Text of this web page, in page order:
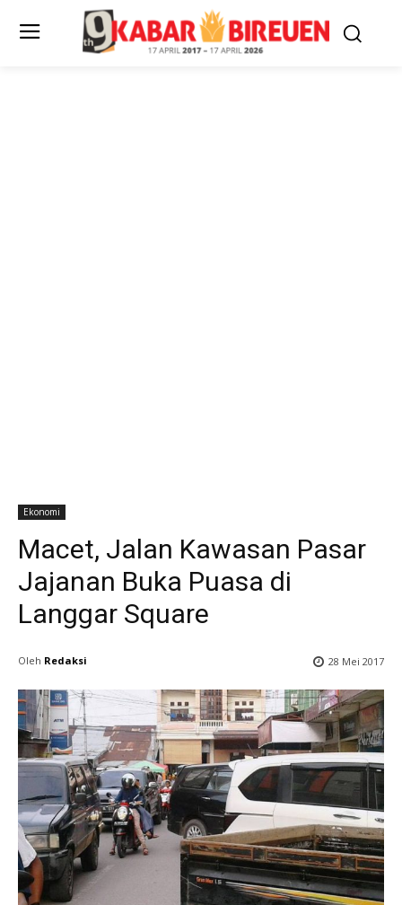
Ekonomi
Macet, Jalan Kawasan Pasar
Jajanan Buka Puasa di
Langgar Square
Oleh Redaksi 28 Mei 2017